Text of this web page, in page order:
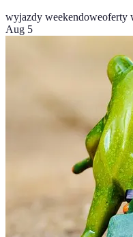
wyjazdy weekendoweoferty
Aug 5